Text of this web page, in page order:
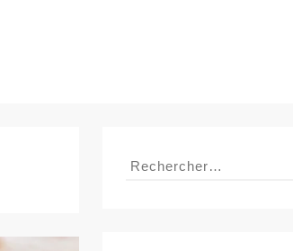
Rechercher :